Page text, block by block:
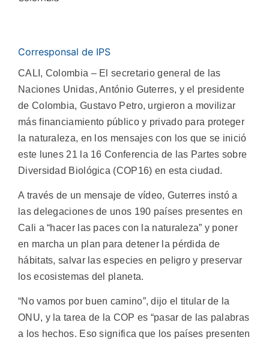
Corresponsal de IPS
CALI, Colombia – El secretario general de las
Naciones Unidas, António Guterres, y el presidente
de Colombia, Gustavo Petro, urgieron a movilizar
más financiamiento público y privado para proteger
la naturaleza, en los mensajes con los que se inició
este lunes 21 la 16 Conferencia de las Partes sobre
Diversidad Biológica (COP16) en esta ciudad.
A través de un mensaje de vídeo, Guterres instó a
las delegaciones de unos 190 países presentes en
Cali a “hacer las paces con la naturaleza” y poner
en marcha un plan para detener la pérdida de
hábitats, salvar las especies en peligro y preservar
los ecosistemas del planeta.
“No vamos por buen camino”, dijo el titular de la
ONU, y la tarea de la COP es “pasar de las palabras
a los hechos. Eso significa que los países presenten